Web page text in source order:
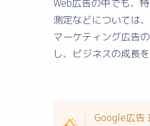
Web広告の中でも、
測定などについては
マーケティング広告
し、ビジネスの成長
Google広告